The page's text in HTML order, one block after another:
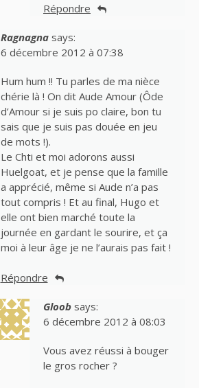
Répondre
Ragnagna says:
6 décembre 2012 à 07:38
Hum hum !! Tu parles de ma nièce
chérie là ! On dit Aude Amour (Ôde
d’Amour si je suis po claire, bon tu
sais que je suis pas douée en jeu
de mots !).
Le Chti et moi adorons aussi
Huelgoat, et je pense que la famille
a apprécié, même si Aude n’a pas
tout compris ! Et au final, Hugo et
elle ont bien marché toute la
journée en gardant le sourire, et ça
moi à leur âge je ne l’aurais pas fait !
Répondre
Gloob says:
6 décembre 2012 à 08:03
Vous avez réussi à bouger
le gros rocher ?